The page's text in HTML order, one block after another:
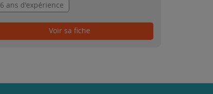
6 ans d'expérience
Voir sa fiche